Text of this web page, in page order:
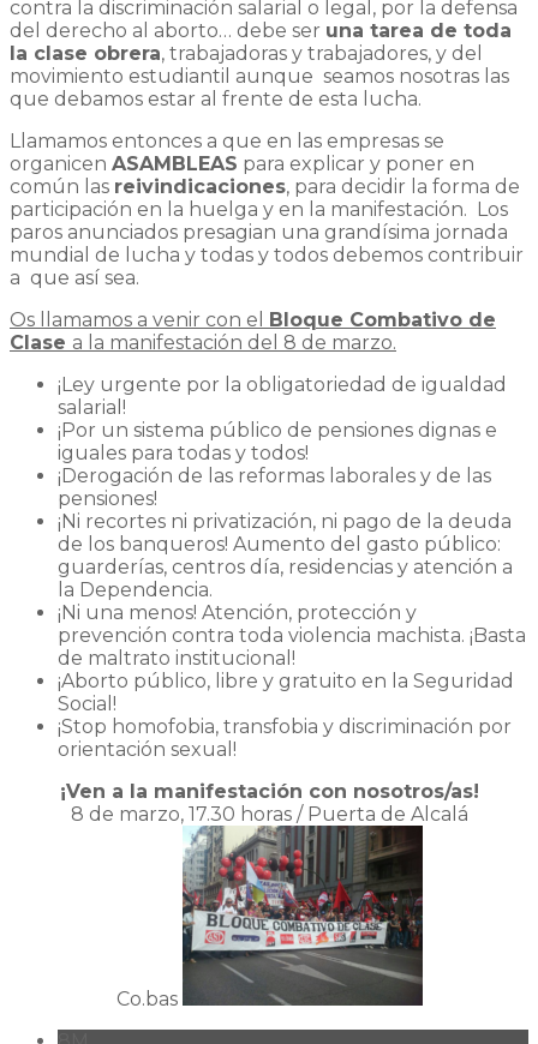
contra la discriminación salarial o legal, por la defensa
del derecho al aborto… debe ser una tarea de toda
la clase obrera, trabajadoras y trabajadores, y del
movimiento estudiantil aunque seamos nosotras las
que debamos estar al frente de esta lucha.
Llamamos entonces a que en las empresas se
organicen ASAMBLEAS para explicar y poner en
común las reivindicaciones, para decidir la forma de
participación en la huelga y en la manifestación. Los
paros anunciados presagian una grandísima jornada
mundial de lucha y todas y todos debemos contribuir
a que así sea.
Os llamamos a venir con el Bloque Combativo de
Clase a la manifestación del 8 de marzo.
¡Ley urgente por la obligatoriedad de igualdad
salarial!
¡Por un sistema público de pensiones dignas e
iguales para todas y todos!
¡Derogación de las reformas laborales y de las
pensiones!
¡Ni recortes ni privatización, ni pago de la deuda
de los banqueros! Aumento del gasto público:
guarderías, centros día, residencias y atención a
la Dependencia.
¡Ni una menos! Atención, protección y
prevención contra toda violencia machista. ¡Basta
de maltrato institucional!
¡Aborto público, libre y gratuito en la Seguridad
Social!
¡Stop homofobia, transfobia y discriminación por
orientación sexual!
¡Ven a la manifestación con nosotros/as!
8 de marzo, 17.30 horas / Puerta de Alcalá
Co.bas